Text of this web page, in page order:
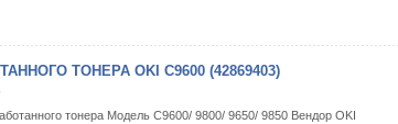
ТОНЕРА OKI C9600 (42869403)
тонера Модель C9600/ 9800/ 9650/ 9850 Вендор OKI